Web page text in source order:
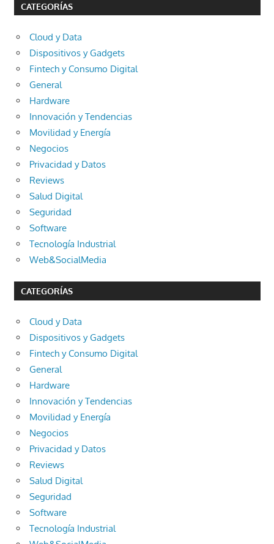
CATEGORÍAS
Cloud y Data
Dispositivos y Gadgets
Fintech y Consumo Digital
General
Hardware
Innovación y Tendencias
Movilidad y Energía
Negocios
Privacidad y Datos
Reviews
Salud Digital
Seguridad
Software
Tecnología Industrial
Web&SocialMedia
CATEGORÍAS
Cloud y Data
Dispositivos y Gadgets
Fintech y Consumo Digital
General
Hardware
Innovación y Tendencias
Movilidad y Energía
Negocios
Privacidad y Datos
Reviews
Salud Digital
Seguridad
Software
Tecnología Industrial